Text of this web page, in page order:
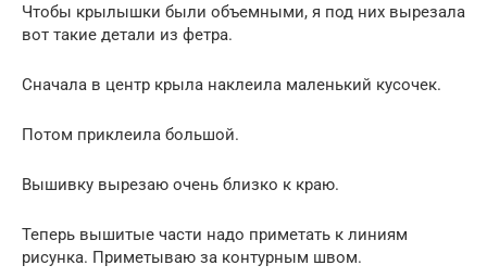
Чтобы крылышки были объемными, я под них вырезала
вот такие детали из фетра.
Сначала в центр крыла наклеила маленький кусочек.
Потом приклеила большой.
Вышивку вырезаю очень близко к краю.
Теперь вышитые части надо приметать к линиям
рисунка. Приметываю за контурным швом.